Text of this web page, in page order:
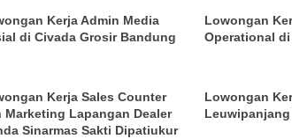
Kerja Admin Media
di Civada Grosir Bandung
Lowongan
Operational
Kerja Sales Counter
Marketing Lapangan Dealer
Sinarmas Sakti Dipatiukur
Lowongan
Leuwipanjang